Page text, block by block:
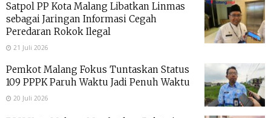
Satpol PP Kota Malang Libatkan Linmas
sebagai Jaringan Informasi Cegah
Peredaran Rokok Ilegal
21 Juli 2026
Pemkot Malang Fokus Tuntaskan Status
109 PPPK Paruh Waktu Jadi Penuh Waktu
20 Juli 2026